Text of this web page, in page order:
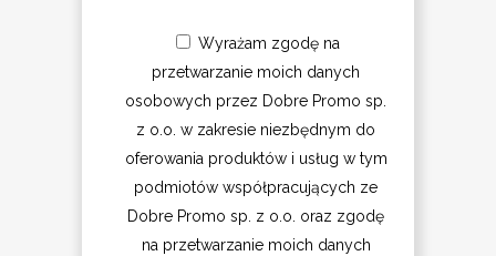
Wyrażam zgodę na
przetwarzanie moich danych
osobowych przez Dobre Promo sp.
z o.o. w zakresie niezbędnym do
oferowania produktów i usług w tym
podmiotów współpracujących ze
Dobre Promo sp. z o.o. oraz zgodę
na przetwarzanie moich danych